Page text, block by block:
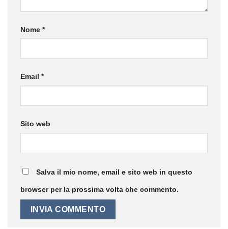
Nome *
Email *
Sito web
Salva il mio nome, email e sito web in questo
browser per la prossima volta che commento.